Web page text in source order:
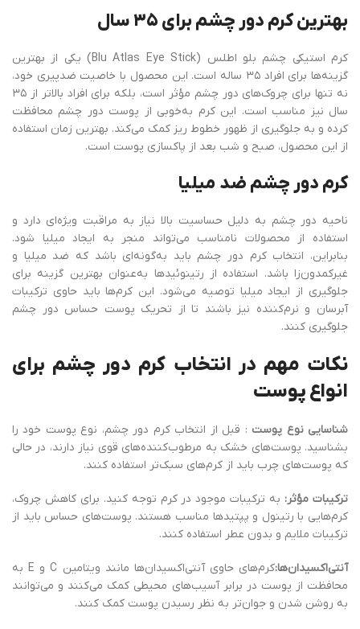
بهترین کرم دور چشم برای ۳۵ سال
کرم استیکی چشم بلو اطلس (Blu Atlas Eye Stick) یکی از بهترین
گزینه‌ها برای افراد ۳۵ ساله است. این محصول با خاصیت ضدپیری خود،
نه تنها برای چروک‌های دور چشم مؤثر است، بلکه برای افراد بالاتر از ۳۵
سال نیز مناسب است. این کرم به‌خوبی از پوست دور چشم محافظت
کرده و به جلوگیری از ظهور خطوط ریز کمک می‌کند. بهترین زمان استفاده
از این محصول، صبح و شب بعد از پاکسازی پوست است.
کرم دور چشم ضد میلیا
ناحیه دور چشم به دلیل حساسیت بالا نیاز به مراقبت ویژه‌ای دارد و
استفاده از محصولات نامناسب می‌تواند منجر به ایجاد میلیا شود.
بنابراین، انتخاب کرم دور چشم باید به‌گونه‌ای باشد که ضد میلیا و
غیرکمدون‌زا باشد. استفاده از رتینوئیدها به‌عنوان بهترین گزینه برای
جلوگیری از ایجاد میلیا توصیه می‌شود. این کرم‌ها باید حاوی ترکیبات
آبرسان و نرم‌کننده نیز باشند تا از تحریک پوست حساس دور چشم
جلوگیری کنند.
نکات مهم در انتخاب کرم دور چشم برای
انواع پوست
شناسایی نوع پوست : قبل از انتخاب کرم دور چشم، نوع پوست خود را
بشناسید. پوست‌های خشک به مرطوب‌کننده‌های قوی نیاز دارند، در حالی
که پوست‌های چرب باید از کرم‌های سبک‌تر استفاده کنند.
ترکیبات مؤثر: به ترکیبات موجود در کرم توجه کنید. برای کاهش چروک،
کرم‌هایی با رتینول و پپتیدها مناسب هستند. پوست‌های حساس باید از
ترکیبات ملایم و بدون عطر استفاده کنند.
آنتی‌اکسیدان‌ها:
کرم‌های حاوی آنتی‌اکسیدان‌ها مانند ویتامین C و E به
محافظت از پوست در برابر آسیب‌های محیطی کمک می‌کنند و می‌توانند
به روشن شدن و جوان‌تر به نظر رسیدن پوست کمک کنند.